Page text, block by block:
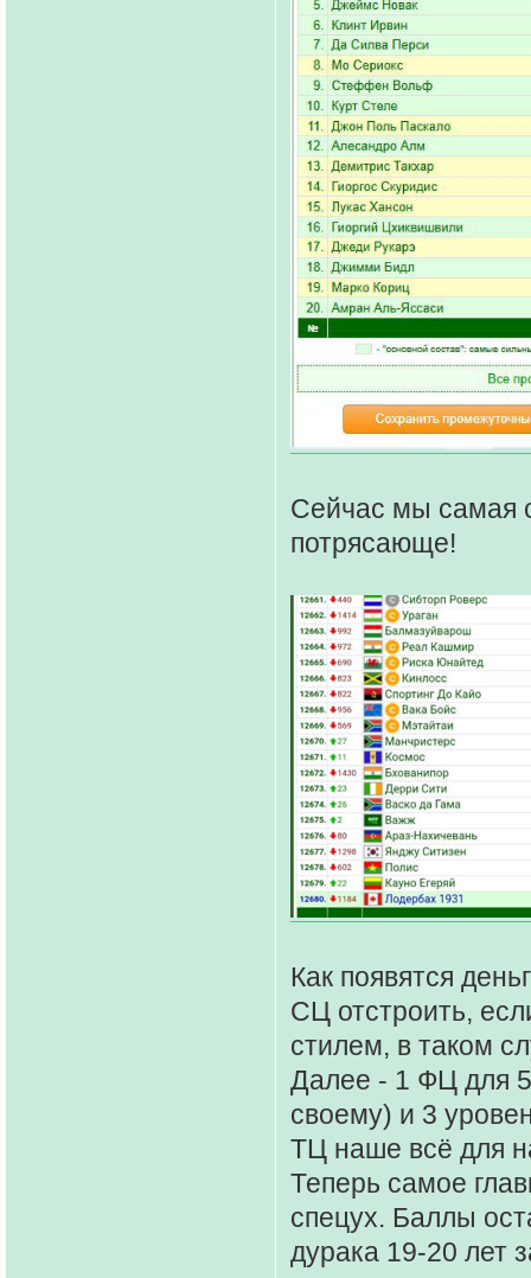
Сейчас мы самая
потрясающе!
Как появятся
СЦ отстроить,
стилем, в таком
Далее - 1 ФЦ для
своему) и 3
ТЦ наше всё для
Теперь самое
спецух. Баллы
дурака 19-20 лет